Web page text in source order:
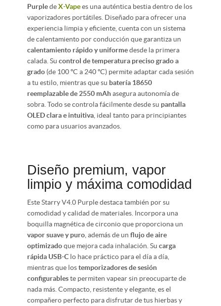
PurpledeX-Vapees una auténtica bestia dentro de los
vaporizadores portátiles. Diseñado para ofrecer una
experiencia limpia y eficiente, cuenta con un sistema
de calentamiento por conducción que garantiza un
calentamiento rápido y uniformedesde la primera
calada. Su control de temperatura preciso grado a
grado (de 100 ºC a 240 ºC) permite adaptar cada sesión
a tu estilo, mientras que su batería 18650
reemplazable de 2550 mAhasegura autonomía de
sobra. Todo se controla fácilmente desde su pantalla
OLED clara e intuitiva , ideal tanto para principiantes
como para usuarios avanzados.
Diseño premium, vapor
limpio y máxima comodidad
Este Starry V4.0 Purple destaca también por su
comodidad y calidad de materiales. Incorpora una
boquilla magnética de circonio que proporciona un
vapor suave y puro , además de un flujo de aire
optimizadoque mejora cada inhalación. Su carga
rápida USB-C lo hace práctico para el día a día,
mientras que lostemporizadores de sesión
configurableste permiten vapear sin preocuparte de
nada más. Compacto, resistente y elegante, es el
compañero perfecto para disfrutar de tus hierbas y